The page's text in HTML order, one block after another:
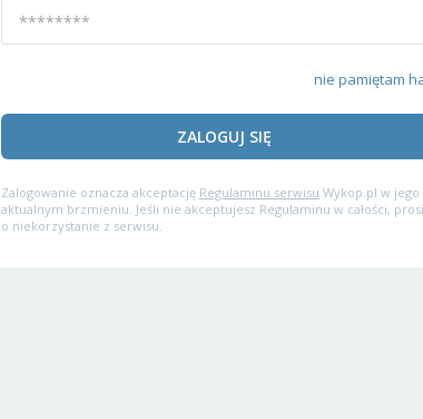
nie pamiętam
ZALOGUJ SIĘ
Zalogowanie oznacza akceptację Regulaminu serwisu Wykop.pl w jego
aktualnym brzmieniu. Jeśli nie akceptujesz Regulaminu w całości,
o niekorzystanie z serwisu.